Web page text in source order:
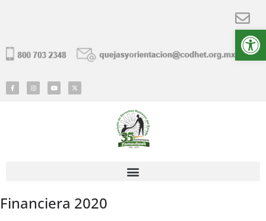
Financiera 2020